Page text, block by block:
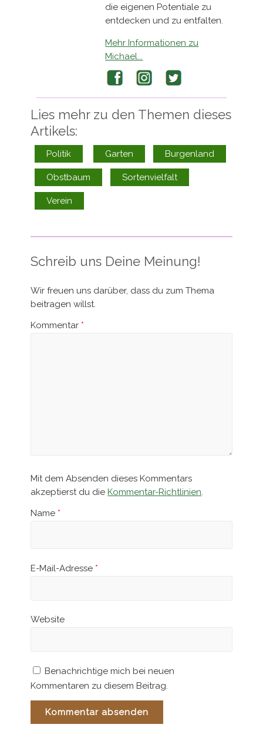
die eigenen Potentiale zu
entdecken und zu entfalten.
Mehr Informationen zu
Michael...
Facebook Instagram
Lies mehr zu den Themen dieses
Artikels:
Politik Garten Burgenland
Obstbaum Sortenvielfalt
Verein
Schreib uns Deine Meinung!
Wir freuen uns darüber, dass du zum Thema
beitragen willst.
Kommentar *
Mit dem Absenden dieses Kommentars
akzeptierst du dieKommentar-Richtlinien
Name *
E-Mail-Adresse *
Website
Benachrichtige mich bei neuen
Kommentaren zu diesem Beitrag.